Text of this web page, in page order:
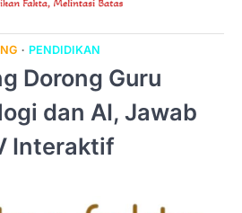
PENDIDIKAN
Dorong Guru
dan AI, Jawab
Interaktif